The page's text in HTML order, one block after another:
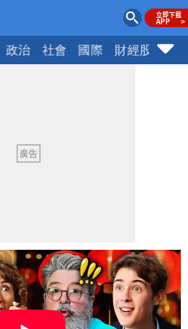
政治 社會 國際 財經股市